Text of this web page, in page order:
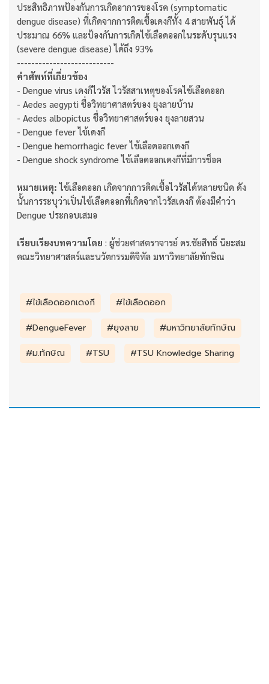
ประสิทธิภาพป้องกันการเกิดอาการของโรค (symptomatic
dengue disease) ที่เกิดจากการติดเชื้อเดงกีทั้ง 4 สายพันธุ์ ได้
ประมาณ 66% และป้องกันการเกิดไข้เลือดออกในระดับรุนแรง
(severe dengue disease) ได้ถึง 93%
---------------------------
คำศัพท์ที่เกี่ยวข้อง
- Dengue virus เดงกีไวรัส ไวรัสสาเหตุของโรคไข้เลือดออก
- Aedes aegypti ชื่อวิทยาศาสตร์ของ ยุงลายบ้าน
- Aedes albopictus ชื่อวิทยาศาสตร์ของ ยุงลายสวน
- Dengue fever ไข้เดงกี
- Dengue hemorrhagic fever ไข้เลือดออกเดงกี
- Dengue shock syndrome ไข้เลือดออกเดงกีที่มีการช็อค
หมายเหตุ: ไข้เลือดออก เกิดจากการติดเชื้อไวรัสได้หลายชนิด ดัง
นั้นการระบุว่าเป็นไข้เลือดออกที่เกิดจากไวรัสเดงกี ต้องมีคำว่า
Dengue ประกอบเสมอ
เรียบเรียงบทความโดย : ผู้ช่วยศาสตราจารย์ ดร.ชัยสิทธิ์ นิยะสม
คณะวิทยาศาสตร์และนวัตกรรมดิจิทัล มหาวิทยาลัยทักษิณ
#ไข้เลือดออกเดงกี
#ไข้เลือดออก
#DengueFever
#ยุงลาย
#มหาวิทยาลัยทักษิณ
#ม.ทักษิณ
#TSU #TSU Knowledge Sharing